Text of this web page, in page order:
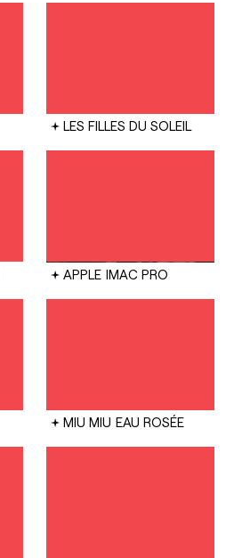
LES FILLES DU SOLEIL
APPLE IMAC PRO
MIU MIU EAU ROSÉE